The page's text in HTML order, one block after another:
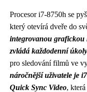
Procesor i7-8750h se
který otevírá dveře do
integrovanou
zvládá každodenní
pro sledování filmů ve
náročnější uživatele je
Quick Sync Video,